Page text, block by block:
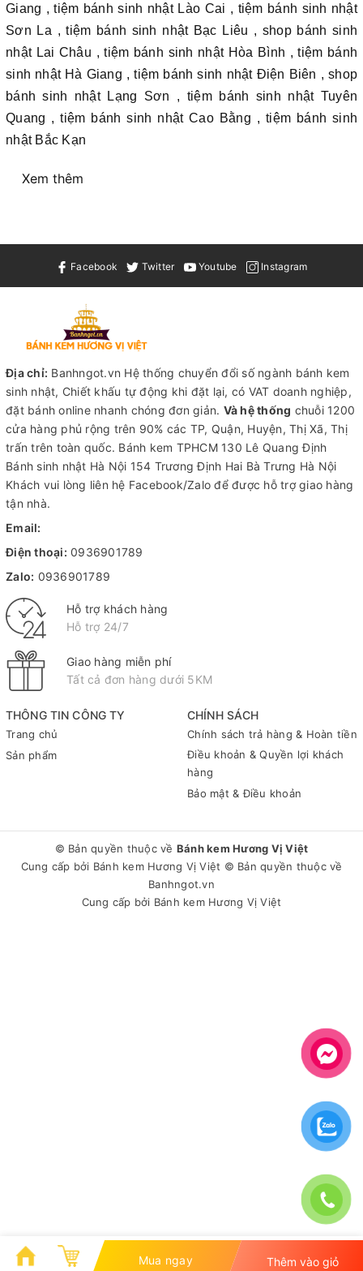
Mua ngay Thêm vào giỏ
Giang , tiệm bánh sinh nhật Lào Cai , tiệm bánh sinh nhật
Sơn La , tiệm bánh sinh nhật Bạc Liêu , shop bánh sinh
nhật Lai Châu , tiệm bánh sinh nhật Hòa Bình , tiệm bánh
sinh nhật Hà Giang , tiệm bánh sinh nhật Điện Biên , shop
bánh sinh nhật Lạng Sơn , tiệm bánh sinh nhật Tuyên
Quang , tiệm bánh sinh nhật Cao Bằng , tiệm bánh sinh
nhật Bắc Kạn
Xem thêm
Facebook Twitter Youtube Instagram
THÔNG TIN CÔNG TY
Trang chủ
Sản phẩm
CHÍNH SÁCH
Chính sách trả hàng & Hoàn tiền
Điều khoản & Quyền lợi khách
hàng
Bảo mật & Điều khoản
Địa chỉ: Banhngot.vn Hệ thống chuyển đổi số ngành bánh kem
sinh nhật, Chiết khấu tự động khi đặt lại, có VAT doanh nghiệp,
đặt bánh online nhanh chóng đơn giản. Và hệ thống chuỗi 1200
cửa hàng phủ rộng trên 90% các TP, Quận, Huyện, Thị Xã, Thị
trấn trên toàn quốc. Bánh kem TPHCM130 Lê Quang Định
Bánh sinh nhật Hà Nội 154 Trương Định Hai Bà Trưng Hà Nội
Khách vui lòng liên hệ Facebook/Zalo để được hỗ trợ giao hàng
tận nhà.
Email:
Điện thoại: 0936901789
Zalo: 0936901789
Hỗ trợ khách hàng
Hỗ trợ 24/7
Giao hàng miễn phí
Tất cả đơn hàng dưới 5KM
© Bản quyền thuộc về Bánh kem Hương Vị Việt
Cung cấp bởi Bánh kem Hương Vị Việt © Bản quyền thuộc về
Banhngot.vn
Cung cấp bởi Bánh kem Hương Vị Việt